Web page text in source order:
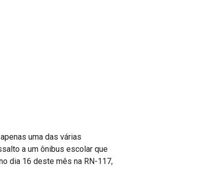
uma das várias
a um ônibus escolar que
dia 16 deste mês na RN-117,